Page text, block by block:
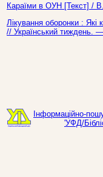
Караїми в ОУН [Текст] /
Лікування оборонки :
// Український
Інформаційно-
'УФД/